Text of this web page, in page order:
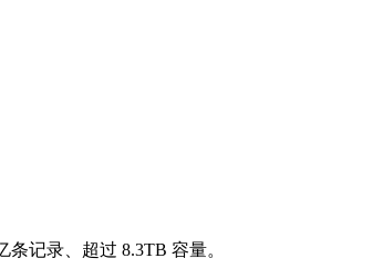
记录、超过 8.3TB 容量。